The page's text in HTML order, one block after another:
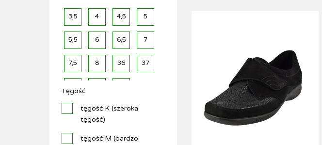
3,5 4 4,5 5
5,5 6 6,5 7
7,5 8 36 37
Tęgość
tęgość K (szeroka
tęgość)
tęgość M (bardzo